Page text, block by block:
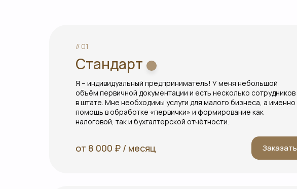
// 01
Стандарт
Я – индивидуальный предприниматель! У меня небольшой
объём первичной документации и есть несколько сотрудников
в штате. Мне необходимы услуги для малого бизнеса, а именно
помощь в обработке «первички» и формирование как
налоговой, так и бухгалтерской отчётности.
Заказать
от 8 000 ₽ / месяц